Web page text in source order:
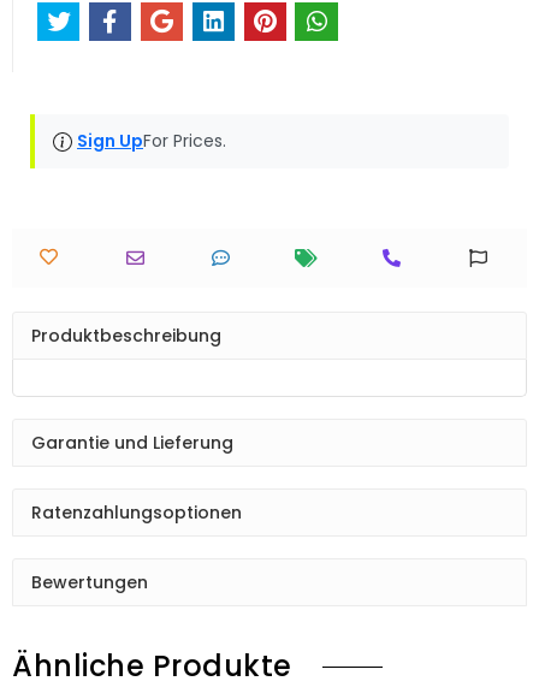
Sign UpFor Prices.
Produktbeschreibung
Garantie und Lieferung
Ratenzahlungsoptionen
Bewertungen
Ähnliche Produkte